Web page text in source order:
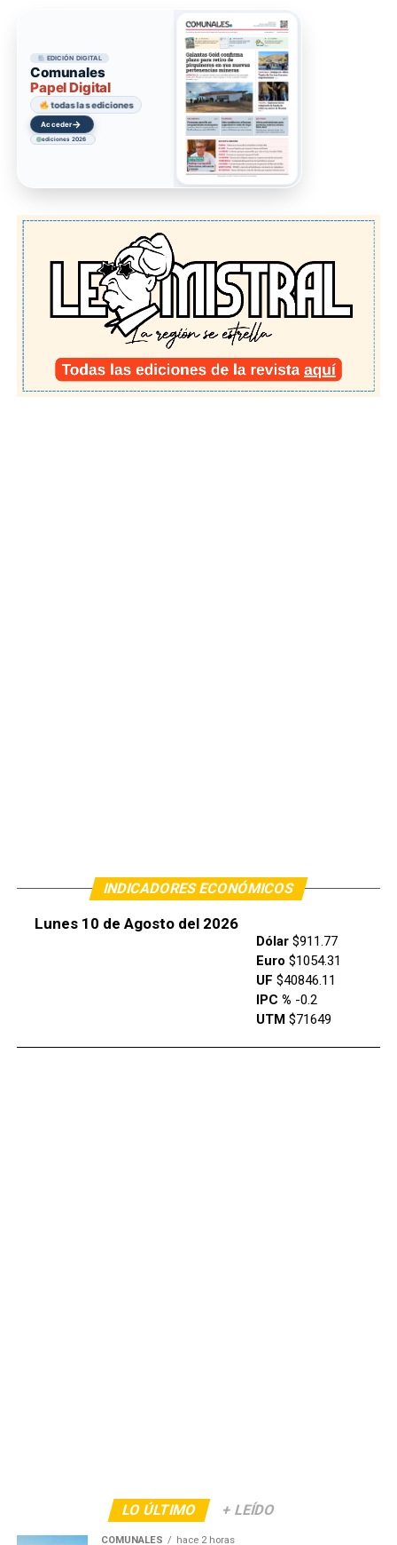
EDICIÓN DIGITAL
Comunales
Papel Digital
todas las ediciones
Acceder→
ediciones 2026
INDICADORES ECONÓMICOS
Lunes 10 de Agosto del 2026
Dólar$911.77
Euro $1054.31
UF $40846.11
IPC % -0.2
UTM$71649
LO ÚLTIMO + LEÍDO
COMUNALES hace 2 horas